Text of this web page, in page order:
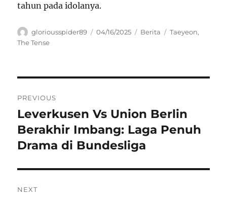
tahun pada idolanya.
Author
gloriousspider89
Posted
04/16/2025 Categories
Berita Tags
Taeyeon,
The Tense
pos
PREVIOUS
Previous
post:
Leverkusen Vs Union Berlin
Berakhir Imbang: Laga Penuh
Drama di Bundesliga
NEXT